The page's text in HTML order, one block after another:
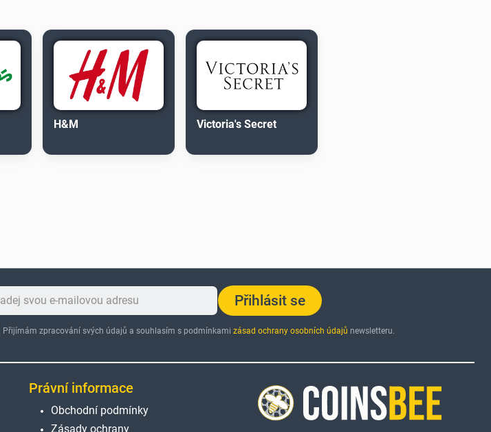
H&M Victoria's Secret
Přihlásit se
Přijímám zpracování svých údajů a souhlasím s podmínkami zásad ochrany osobních údajů newsletteru.
Právní informace
Obchodní podmínky
Zásady ochrany